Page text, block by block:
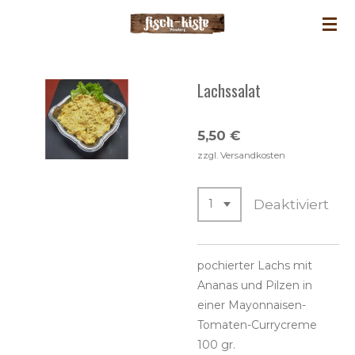
Lachssalat
5,50 €
zzgl. Versandkosten
Deaktiviert
pochierter Lachs mit
Ananas und Pilzen in
einer Mayonnaisen-
Tomaten-Currycreme
100 gr.